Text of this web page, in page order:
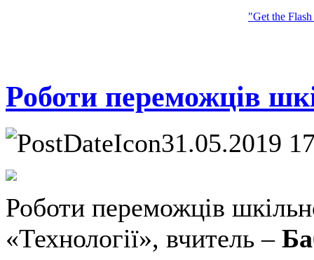
"Get the
Роботи переможців
31.05.2019
Роботи переможців
«Технології», вчитель –